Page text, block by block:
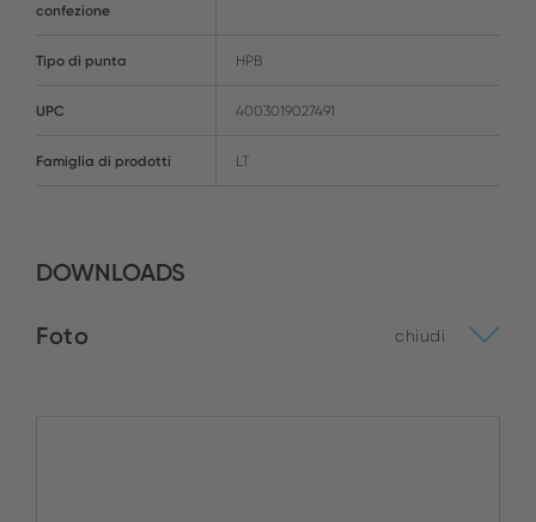
confezione
Tipo di punta HPB
UPC 4003019027491
Famiglia di prodotti LT
DOWNLOADS
Foto chiudi